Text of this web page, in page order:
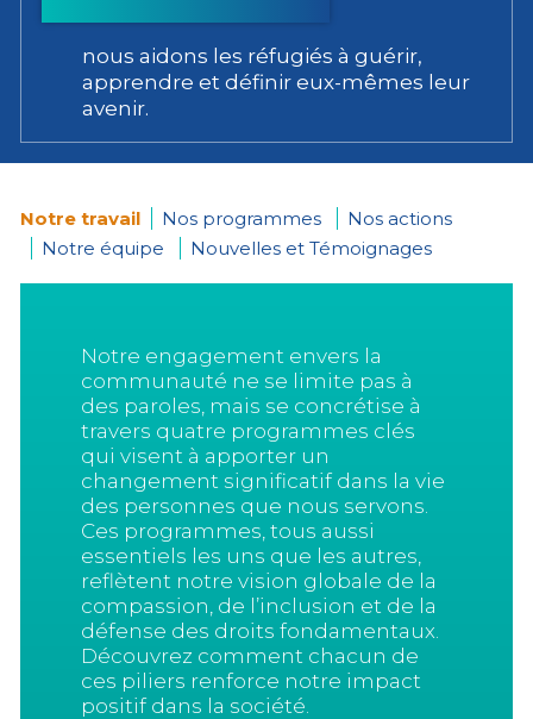
nous aidons les réfugiés à guérir,
apprendre et définir eux-mêmes leur
avenir.
You
here
Notre travail Nos programmes
Nos actions
Notre équipe
Nouvelles et Témoignages
Notre engagement envers la
communauté ne se limite pas à
des paroles, mais se concrétise à
travers quatre programmes clés
qui visent à apporter un
changement significatif dans la vie
des personnes que nous servons.
Ces programmes, tous aussi
essentiels les uns que les autres,
reflètent notre vision globale de la
compassion, de l’inclusion et de la
défense des droits fondamentaux.
Découvrez comment chacun de
ces piliers renforce notre impact
positif dans la société.